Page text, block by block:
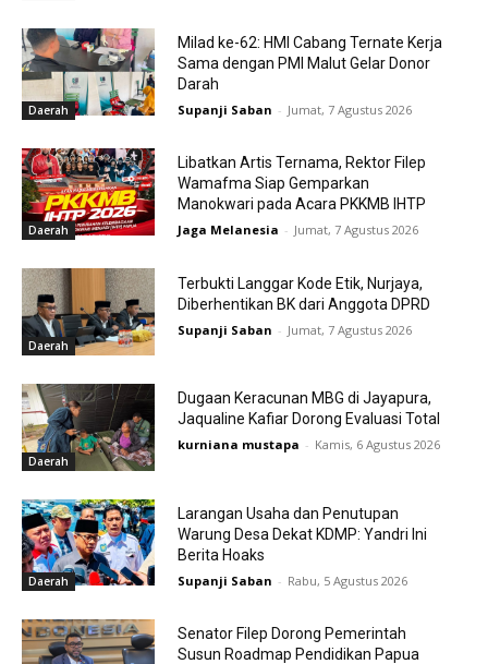
Daerah
Milad ke-62: HMI Cabang Ternate Kerja
Sama dengan PMI Malut Gelar Donor
Darah
Supanji Saban - Jumat, 7 Agustus 2026
Daerah
Libatkan Artis Ternama, Rektor Filep
Wamafma Siap Gemparkan
Manokwari pada Acara PKKMB IHTP
Jaga Melanesia - Jumat, 7 Agustus 2026
Daerah
Terbukti Langgar Kode Etik, Nurjaya,
Diberhentikan BK dari Anggota DPRD
Supanji Saban - Jumat, 7 Agustus 2026
Daerah
Dugaan Keracunan MBG di Jayapura,
Jaqualine Kafiar Dorong Evaluasi Total
kurniana mustapa - Kamis, 6 Agustus 2026
Daerah
Larangan Usaha dan Penutupan
Warung Desa Dekat KDMP: Yandri Ini
Berita Hoaks
Supanji Saban - Rabu, 5 Agustus 2026
Senator Filep Dorong Pemerintah
Susun Roadmap Pendidikan Papua